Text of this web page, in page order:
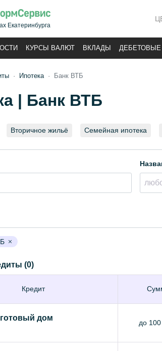
Екатеринбурга
КУРСЫ ВАЛЮТ ВКЛАДЫ ДЕБЕТОВЫЕ
Ипотека Банк ВТБ
| Банк ВТБ
Вторичное жильё Семейная ипотека
(0)
Кредит
дом
до 100